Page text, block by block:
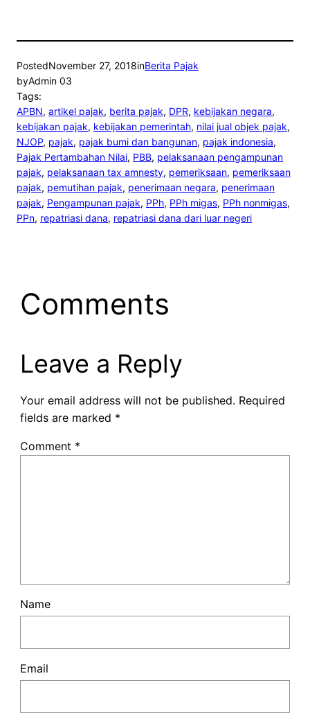
PostedNovember 27, 2018inBerita Pajak
byAdmin 03
Tags:
APBN, artikel pajak, berita pajak, DPR, kebijakan negara
kebijakan pajak, kebijakan pemerintah, nilai jual objek pajak
NJOP, pajak, pajak bumi dan bangunan, pajak indonesia
Pajak Pertambahan Nilai, PBB, pelaksanaan pengampunan
pajak, pelaksanaan tax amnesty, pemeriksaan, pemeriksaan
pajak, pemutihan pajak, penerimaan negara, penerimaan
pajak, Pengampunan pajak, PPh, PPh migas, PPh nonmigas
PPn, repatriasi dana, repatriasi dana dari luar negeri
Comments
Leave a Reply
Your email address will not be published. Required
fields are marked *
Comment *
Name
Email